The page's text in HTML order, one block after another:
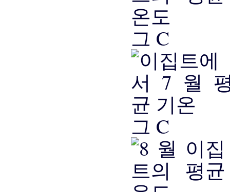
그 C
그 C